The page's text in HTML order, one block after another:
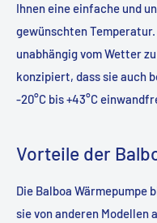
Ihnen eine einfache und
gewünschten
unabhängig vom Wetter
konzipiert, dass sie auch
-20°C bis +43°C
Vorteile der
Die Balboa Wärmepumpe
sie von anderen Modellen